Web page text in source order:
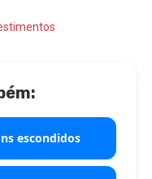
escondidos